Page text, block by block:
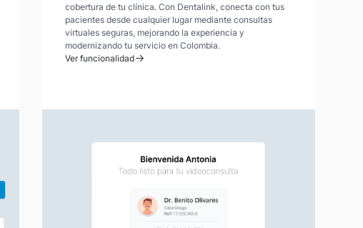
cobertura de tu clínica. Con Dentalink, conecta con tus
pacientes desde cualquier lugar mediante consultas
virtuales seguras, mejorando la experiencia y
modernizando tu servicio en Colombia.
Ver funcionalidad